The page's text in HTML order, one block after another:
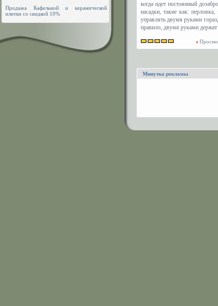
Продажа Кафельной и керамической
плитки со скидкой 10%
когда идет постоянный
насадки, такие как:
управлять двумя руками
правило, двумя руками
Минутка рекламы